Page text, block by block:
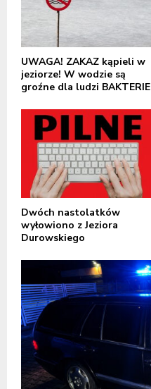
UWAGA! ZAKAZ kąpieli w
jeziorze! W wodzie są
groźne dla ludzi BAKTERIE
Dwóch nastolatków
wyłowiono z Jeziora
Durowskiego